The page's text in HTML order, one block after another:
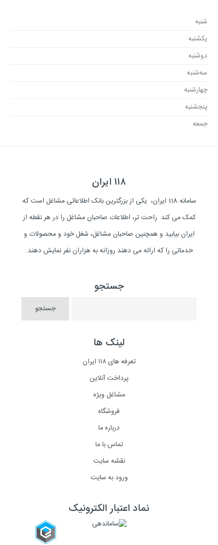
شنبه
یکشنبه
دوشنبه
سه‌شنبه
چهارشنبه
پنجشنبه
جمعه
۱۱۸ ایران
سامانه 118 ایران، یکی از بزرگترین بانک اطلاعاتی مشاغل است که
کمک می کند راحت تر، اطلاعات صاحبان مشاغل را در هر نقطه از
ایران بیابید و همچنین صاحبان مشاغل، شغل خود و محصولات و
خدماتی را که ارائه می دهند روزانه به هزاران نفر نمایش دهند.
جستجو
لینک ها
تعرفه های ۱۱۸ ایران
پرداخت آنلاین
مشاغل ویژه
فروشگاه
درباره ما
تماس با ما
نقشه سایت
ورود به سایت
نماد اعتبار الکترونیک